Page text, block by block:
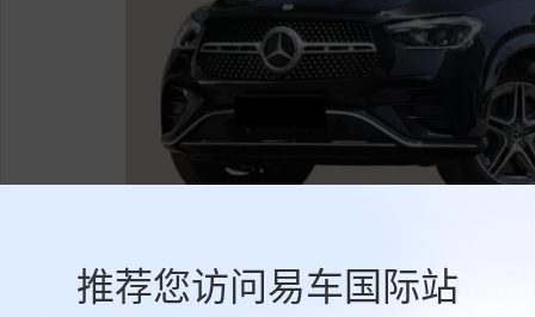
推荐您访问易车国际站